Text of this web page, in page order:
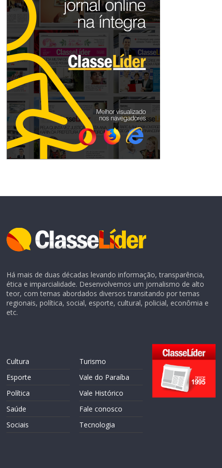
Há mais de duas décadas levando informação, transparência,
ética e imparcialidade. Desenvolvemos um jornalismo de alto
teor, com temas abordados diversos transitando por temas
regionais, política, social, esporte, cultural, policial, econômia e
etc.
Cultura
Esporte
Política
Saúde
Sociais
Turismo
Vale do Paraíba
Vale Histórico
Fale conosco
Tecnologia